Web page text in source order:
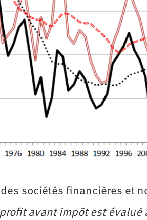
des sociétés financières et
avant impôt est évalué